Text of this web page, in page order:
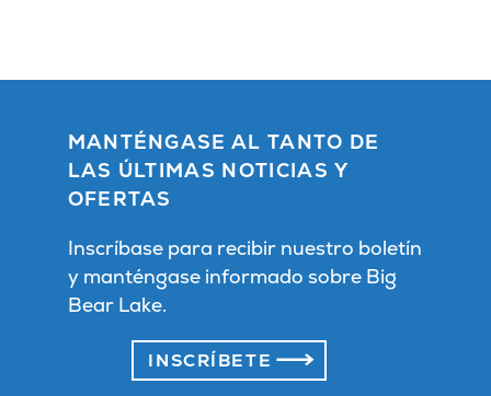
MANTÉNGASE AL TANTO DE
LAS ÚLTIMAS NOTICIAS Y
OFERTAS
Inscríbase para recibir nuestro boletín
y manténgase informado sobre Big
Bear Lake.
INSCRÍBETE